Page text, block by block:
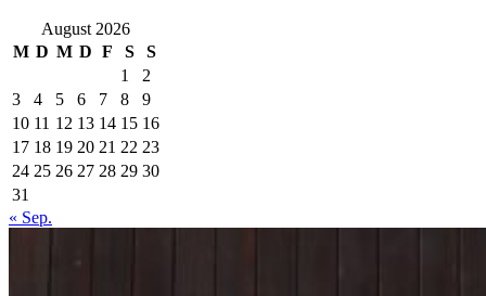
August 2026
M D M D F S
S
1
2
3
4 5 6 7 8
9
10 11 12 13 14 15 16
17 18 19 20 21 22 23
24 25 26 27 28 29 30
31
« Sep.